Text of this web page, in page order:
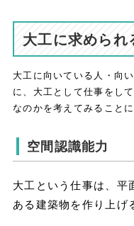
大工に求められ
大工に向いている人・向
に、大工として仕事をし
なのかを考えてみることに
空間認識能力
大工という仕事は、平
ある建築物を作り上げ